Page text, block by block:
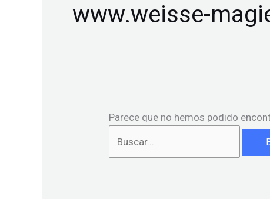
www.weisse-
Parece que no hemos podido